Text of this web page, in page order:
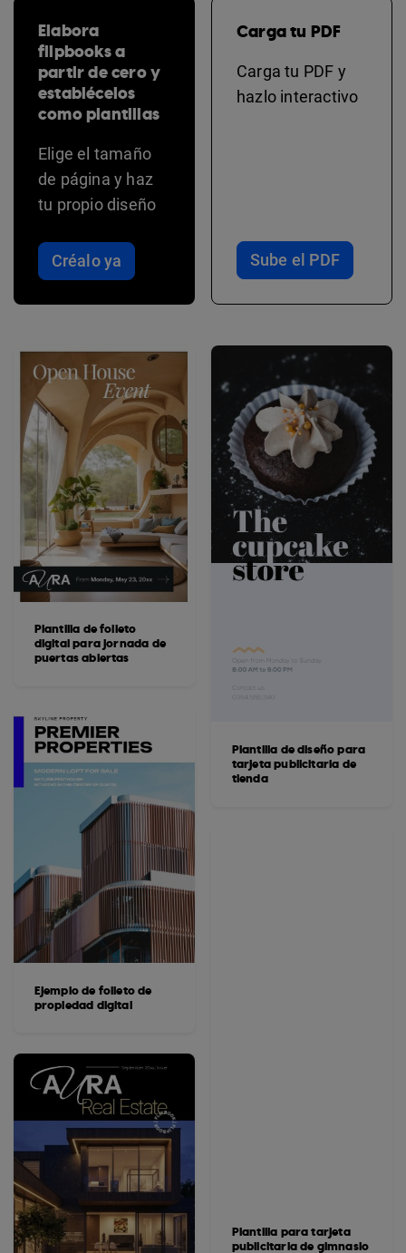
Elabora
flipbooks a
partir de cero y
establécelos
como plantillas
Elige el tamaño
de página y haz
tu propio diseño
Créalo ya
Carga tu PDF
Carga tu PDF y
hazlo interactivo
Sube el PDF
Plantilla de folleto
digital para jornada de
puertas abiertas
Ejemplo de folleto de
propiedad digital
Plantilla de diseño para
tarjeta publicitaria de
tienda
Plantilla para tarjeta
publicitaria de gimnasio